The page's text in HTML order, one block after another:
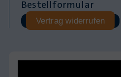
Bestellformular
Vertrag widerrufen